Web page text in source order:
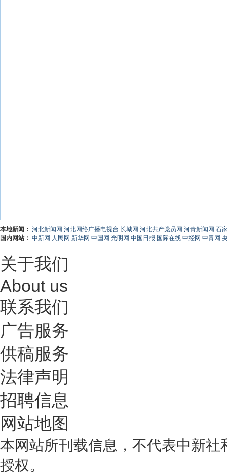
本地新闻： 河北新闻网 河北网络广播电视台 长城网 河北共产党员网 河青新闻网 石
国内网站： 中新网 人民网 新华网 中国网 光明网 中国日报 国际在线 中经网 中青网
关于我们
About us
联系我们
广告服务
供稿服务
法律声明
招聘信息
网站地图
本网站所刊载信息，不代表中新
授权。